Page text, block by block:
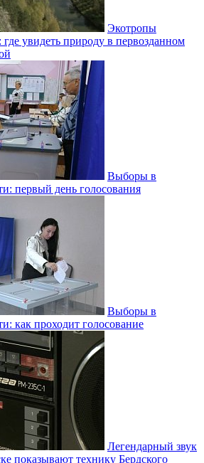
Экотропы
увидеть природу в первозданном
Выборы в
первый день голосования
Выборы в
как проходит голосование
Легендарный звук
показывают технику Бердского